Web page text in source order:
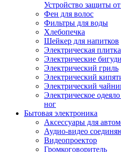
Устройство защиты
Фен для волос
Фильтры для воды
Хлебопечка
Шейкер для напитков
Электрическая плитка
Электрические
Электрический гриль
Электрический
Электрический
Электрическое
ног
Бытовая электроника
Аксессуары для
Аудио-видео
Видеопроектор
Громкоговоритель